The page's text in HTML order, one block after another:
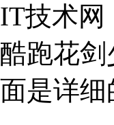
技术
跑花
是详